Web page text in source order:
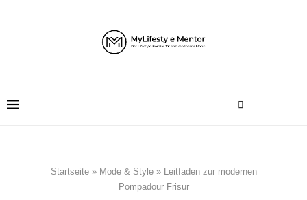
Startseite» Mode & Style» Leitfaden zur modernen
Pompadour Frisur